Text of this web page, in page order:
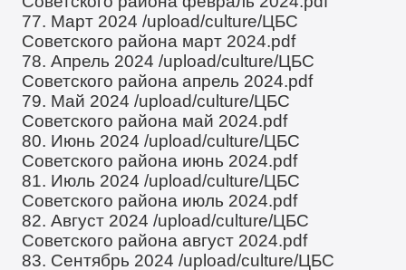
77. Март 2024/upload/culture/ЦБС
Советского района март 2024.pdf
78. Апрель 2024/upload/culture/ЦБС
Советского района апрель 2024.pdf
79. Май 2024/upload/culture/ЦБС
Советского района май 2024.pdf
80. Июнь 2024/upload/culture/ЦБС
Советского района июнь 2024.pdf
81. Июль 2024/upload/culture/ЦБС
Советского района июль 2024.pdf
82. Август 2024/upload/culture/ЦБС
Советского района август 2024.pdf
83. Сентябрь 2024/upload/culture/ЦБС